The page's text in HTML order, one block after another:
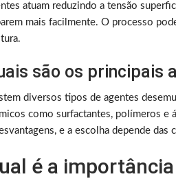
atuam reduzindo a tensão
mais facilmente. O processo
são os principais
diversos tipos de agentes
como surfactantes, polímeros e
e a escolha depende das
é a